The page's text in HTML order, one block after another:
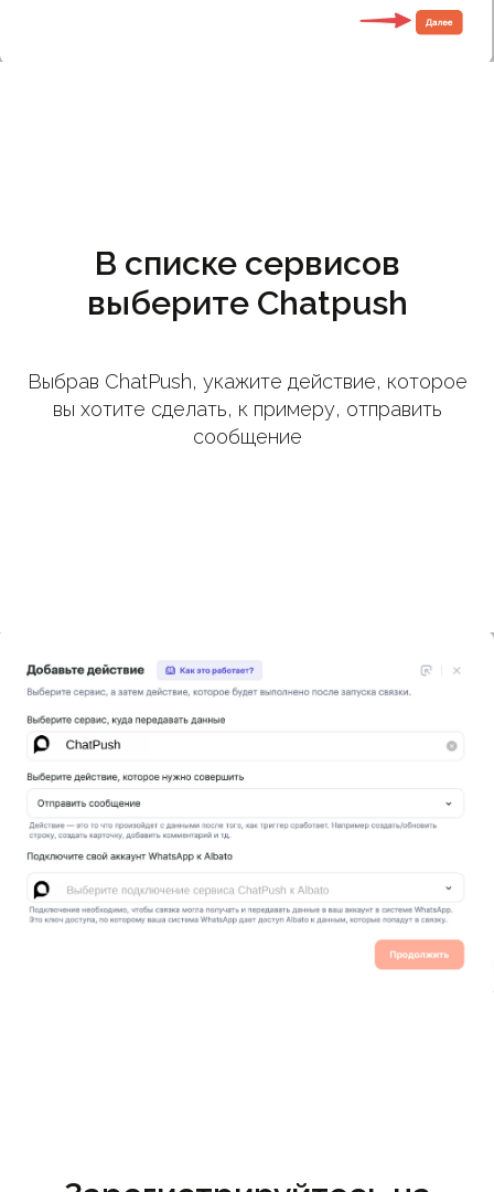
В списке сервисов
выберите Chatpush
Выбрав ChatPush, укажите действие, которое
вы хотите сделать, к примеру, отправить
сообщение